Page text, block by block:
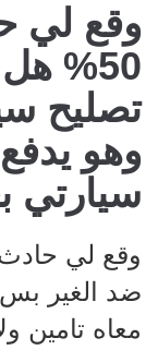
وقع لي
50%
تصليح
وهو
سيارتي
ضد الغير
معاه تامين